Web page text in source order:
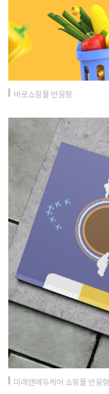
바로쇼핑몰 반응형
미래엔에듀케어 쇼핑몰 반응형